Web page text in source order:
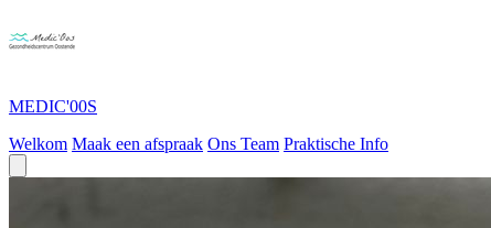
MEDIC'00S
Welkom Maak een afspraak Ons Team Praktische Info